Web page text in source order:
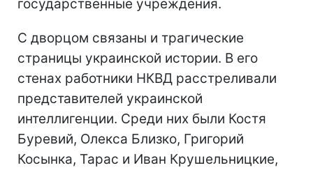
государственные учреждения.
С дворцом связаны и трагические
страницы украинской истории. В его
стенах работники НКВД расстреливали
представителей украинской
интеллигенции. Среди них были Костя
Буревий, Олекса Близко, Григорий
Косынка, Тарас и Иван Крушельницкие,